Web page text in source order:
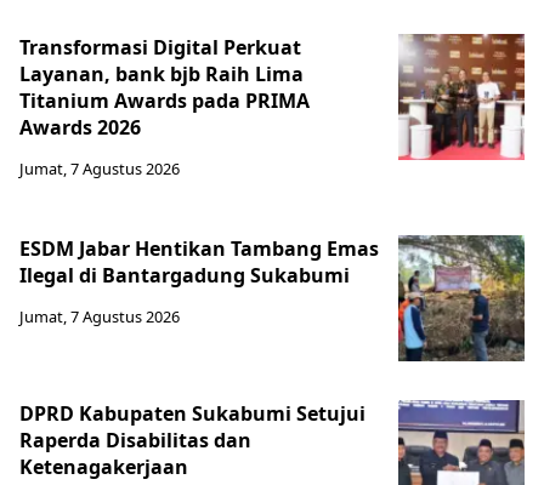
Transformasi Digital Perkuat
Layanan, bank bjb Raih Lima
Titanium Awards pada PRIMA
Awards 2026
Jumat, 7 Agustus 2026
ESDM Jabar Hentikan Tambang Emas
Ilegal di Bantargadung Sukabumi
Jumat, 7 Agustus 2026
DPRD Kabupaten Sukabumi Setujui
Raperda Disabilitas dan
Ketenagakerjaan